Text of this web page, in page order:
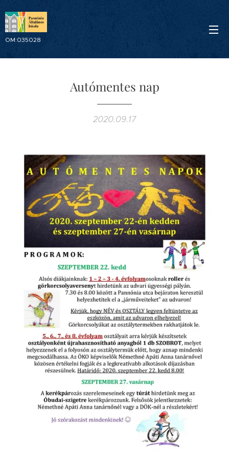
OM:035028
Autómentes nap
2020.09.17